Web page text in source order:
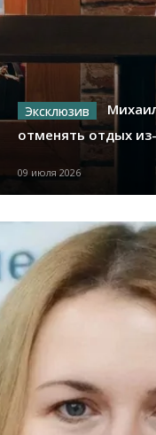
отменять отдых
09 июля 2026